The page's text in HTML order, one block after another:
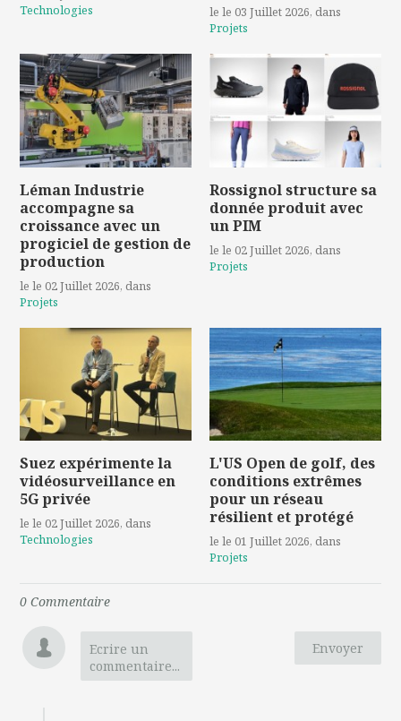
Technologies
le le 03 Juillet 2026, dans
Projets
Léman Industrie
accompagne sa
croissance avec un
progiciel de gestion de
production
le le 02 Juillet 2026, dans
Projets
Rossignol structure sa
donnée produit avec
un PIM
le le 02 Juillet 2026, dans
Projets
Suez expérimente la
vidéosurveillance en
5G privée
le le 02 Juillet 2026, dans
Technologies
L'US Open de golf, des
conditions extrêmes
pour un réseau
résilient et protégé
le le 01 Juillet 2026, dans
Projets
0 Commentaire
Envoyer
Ecrire un
commentaire...